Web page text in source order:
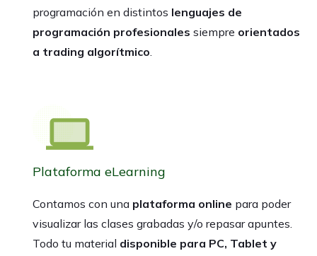
programación en distintos lenguajes de
programación profesionales siempre orientados
a trading algorítmico
Plataforma eLearning
Contamos con una plataforma online para poder
visualizar las clases grabadas y/o repasar apuntes.
Todo tu material disponible para PC, Tablet y